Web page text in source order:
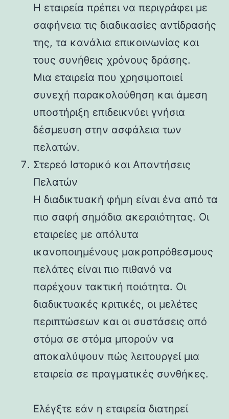
Η εταιρεία πρέπει να περιγράφει με
σαφήνεια τις διαδικασίες αντίδρασής
της, τα κανάλια επικοινωνίας και
τους συνήθεις χρόνους δράσης.
Μια εταιρεία που χρησιμοποιεί
συνεχή παρακολούθηση και άμεση
υποστήριξη επιδεικνύει γνήσια
δέσμευση στην ασφάλεια των
πελατών.
Στερεό Ιστορικό και Απαντήσεις
Πελατών
Η διαδικτυακή φήμη είναι ένα από τα
πιο σαφή σημάδια ακεραιότητας. Οι
εταιρείες με απόλυτα
ικανοποιημένους μακροπρόθεσμους
πελάτες είναι πιο πιθανό να
παρέχουν τακτική ποιότητα. Οι
διαδικτυακές κριτικές, οι μελέτες
περιπτώσεων και οι συστάσεις από
στόμα σε στόμα μπορούν να
αποκαλύψουν πώς λειτουργεί μια
εταιρεία σε πραγματικές συνθήκες.
Ελέγξτε εάν η εταιρεία διατηρεί